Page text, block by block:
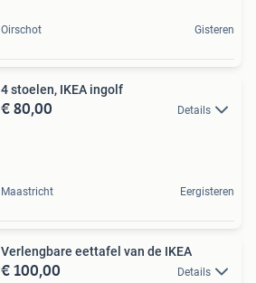
Oirschot Gisteren
4 stoelen, IKEA ingolf
€ 80,00 Details
Maastricht Eergisteren
Verlengbare eettafel van de IKEA
€ 100,00 Details